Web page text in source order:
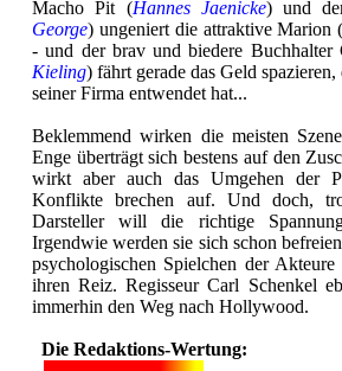
Macho Pit (Hannes Jaenicke) und
George) ungeniert die attraktive Marion (
- und der brav und biedere Buchhalter
Kieling) fährt gerade das Geld spazieren,
seiner Firma entwendet hat...
Beklemmend wirken die meisten
Enge überträgt sich bestens auf den
wirkt aber auch das Umgehen der
Konflikte brechen auf. Und doch,
Darsteller will die richtige
Irgendwie werden sie sich schon
psychologischen Spielchen der
ihren Reiz. Regisseur Carl Schenkel
immerhin den Weg nach Hollywood.
Die Redaktions-Wertung: